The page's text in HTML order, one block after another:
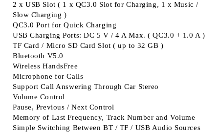
2 x USB Slot ( 1 x QC3.0 Slot for Charging, 1 x Music /
Slow Charging )
QC3.0 Port for Quick Charging
USB Charging Ports: DC 5 V / 4 A Max. ( QC3.0 + 1.0 A )
TF Card / Micro SD Card Slot ( up to 32 GB )
Bluetooth V5.0
Wireless HandsFree
Microphone for Calls
Support Call Answering Through Car Stereo
Volume Control
Pause, Previous / Next Control
Memory of Last Frequency, Track Number and Volume
Simple Switching Between BT / TF / USB Audio Sources